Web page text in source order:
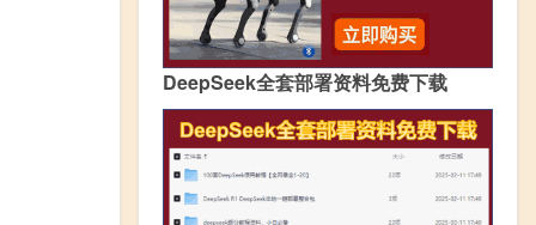
DeepSeek全套部署资料免费下载